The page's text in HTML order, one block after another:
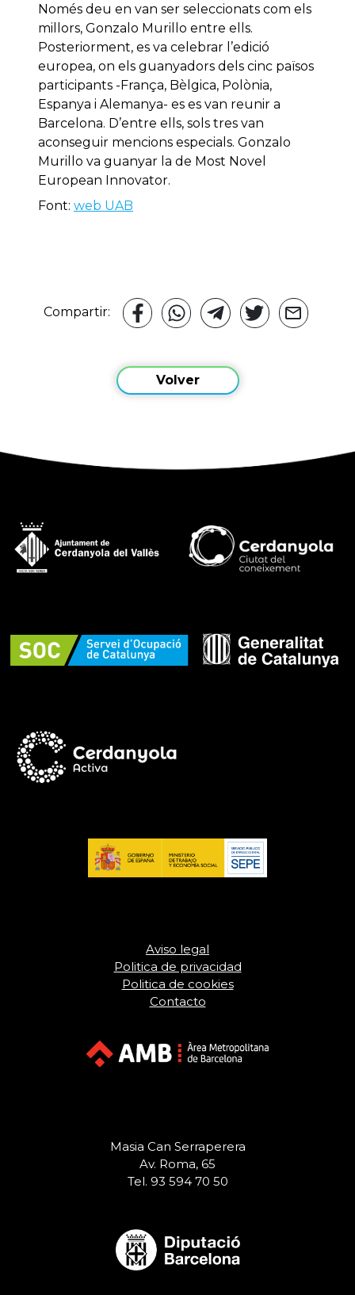
Només deu en van ser seleccionats com els
millors, Gonzalo Murillo entre ells.
Posteriorment, es va celebrar l’edició
europea, on els guanyadors dels cinc països
participants -França, Bèlgica, Polònia,
Espanya i Alemanya- es es van reunir a
Barcelona. D’entre ells, sols tres van
aconseguir mencions especials. Gonzalo
Murillo va guanyar la de Most Novel
European Innovator.
Font: web UAB
Compartir:
Volver
Aviso legal
Politica de privacidad
Politica de cookies
Contacto
Masia Can Serraperera
Av. Roma, 65
Tel. 93 594 70 50